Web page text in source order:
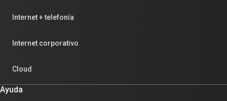
Internet + telefonía
Internet corporativo
Cloud
Ayuda